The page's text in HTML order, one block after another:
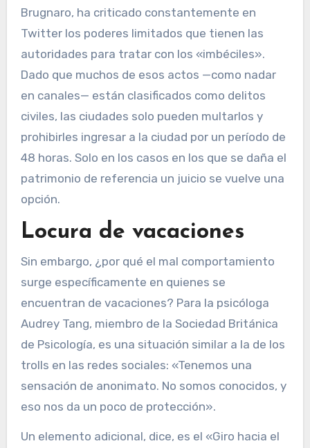
Brugnaro, ha criticado constantemente en
Twitter los poderes limitados que tienen las
autoridades para tratar con los «imbéciles».
Dado que muchos de esos actos —como nadar
en canales— están clasificados como delitos
civiles, las ciudades solo pueden multarlos y
prohibirles ingresar a la ciudad por un período de
48 horas. Solo en los casos en los que se daña el
patrimonio de referencia un juicio se vuelve una
opción.
Locura de vacaciones
Sin embargo, ¿por qué el mal comportamiento
surge específicamente en quienes se
encuentran de vacaciones? Para la psicóloga
Audrey Tang, miembro de la Sociedad Británica
de Psicología, es una situación similar a la de los
trolls en las redes sociales: «Tenemos una
sensación de anonimato. No somos conocidos, y
eso nos da un poco de protección».
Un elemento adicional, dice, es el «Giro hacia el